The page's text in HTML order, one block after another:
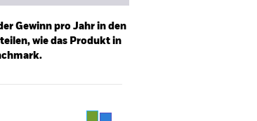
Gewinn pro Jahr in den
wie das Produkt in